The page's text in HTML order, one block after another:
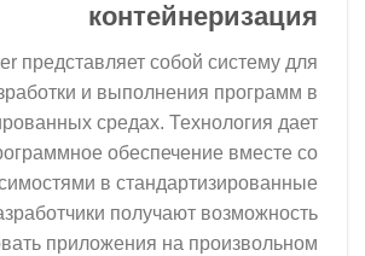
контейнеризация
представляет собой систему для
и выполнения программ в
средах. Технология дает
обеспечение вместе со
в стандартизированные
получают возможность
приложения на произвольном